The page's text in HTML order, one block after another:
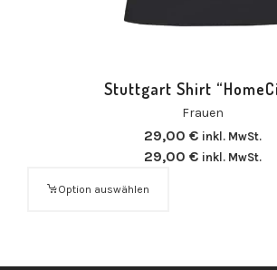
Stuttgart Shirt
Frauen
29,00 € inkl. MwSt.
29,00 € inkl. MwSt.
Option auswählen